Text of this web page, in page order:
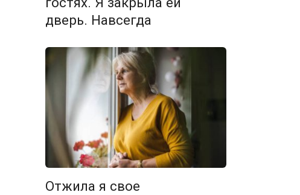
дверь. Навсегда
Отжила я свое